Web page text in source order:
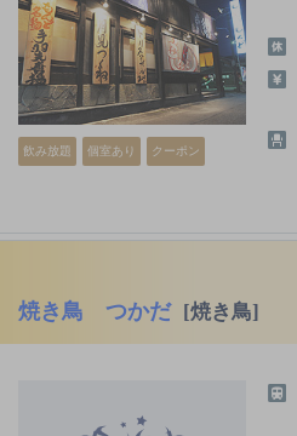
飲み放題 個室あり クーポン
焼き鳥 つかだ [焼き鳥]